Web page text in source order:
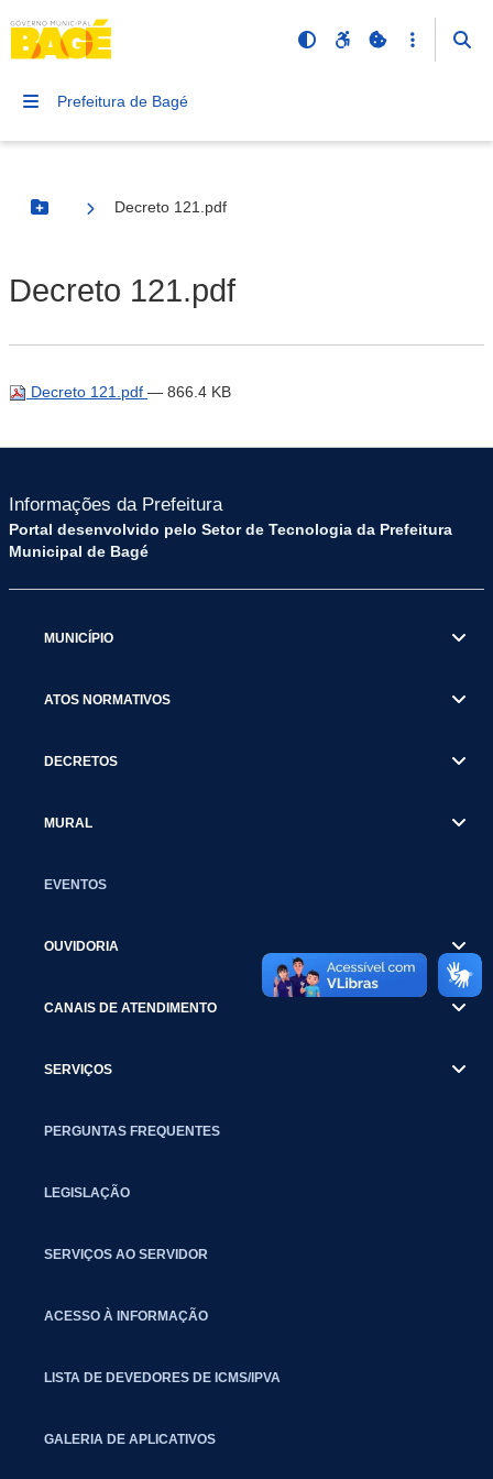
Prefeitura de Bagé
Botão Menu
Decreto 121.pdf
Decreto 121.pdf
Decreto 121.pdf — 866.4 KB
Informações da Prefeitura
Portal desenvolvido pelo Setor de Tecnologia da Prefeitura
Municipal de Bagé
MUNICÍPIO
ATOS NORMATIVOS
DECRETOS
MURAL
EVENTOS
OUVIDORIA
CANAIS DE ATENDIMENTO
SERVIÇOS
PERGUNTAS FREQUENTES
LEGISLAÇÃO
SERVIÇOS AO SERVIDOR
ACESSO À INFORMAÇÃO
LISTA DE DEVEDORES DE ICMS/IPVA
GALERIA DE APLICATIVOS